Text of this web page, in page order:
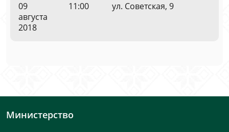
09
августа
2018
11:00 ул. Советская, 9
Министерство